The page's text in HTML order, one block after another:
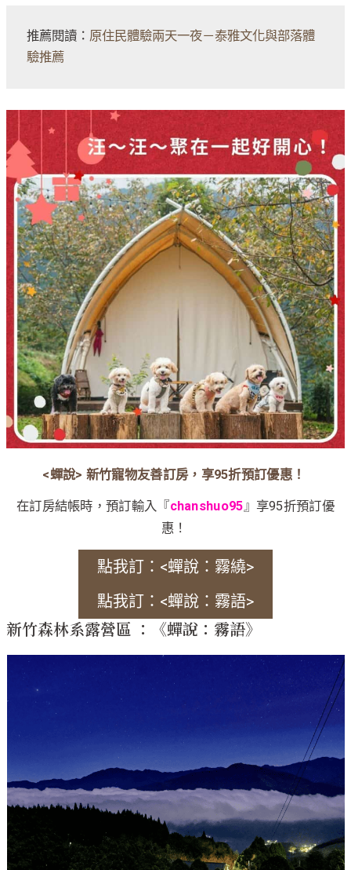
推薦閱讀：原住民體驗兩天一夜－泰雅文化與部落體
驗推薦
<蟬說> 新竹寵物友善訂房，享95折預訂優惠！
在訂房結帳時，預訂輸入『chanshuo95』享95折預訂優
惠！
點我訂：<蟬說：霧繞>
點我訂：<蟬說：霧語>
新竹森林系露營區 ：《蟬說：霧語》